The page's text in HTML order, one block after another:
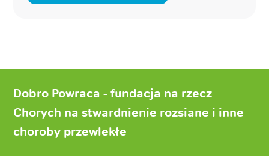
stronyDobro Powraca - fundacja na rzecz
Chorych na stwardnienie rozsiane i inne
choroby przewlekłe